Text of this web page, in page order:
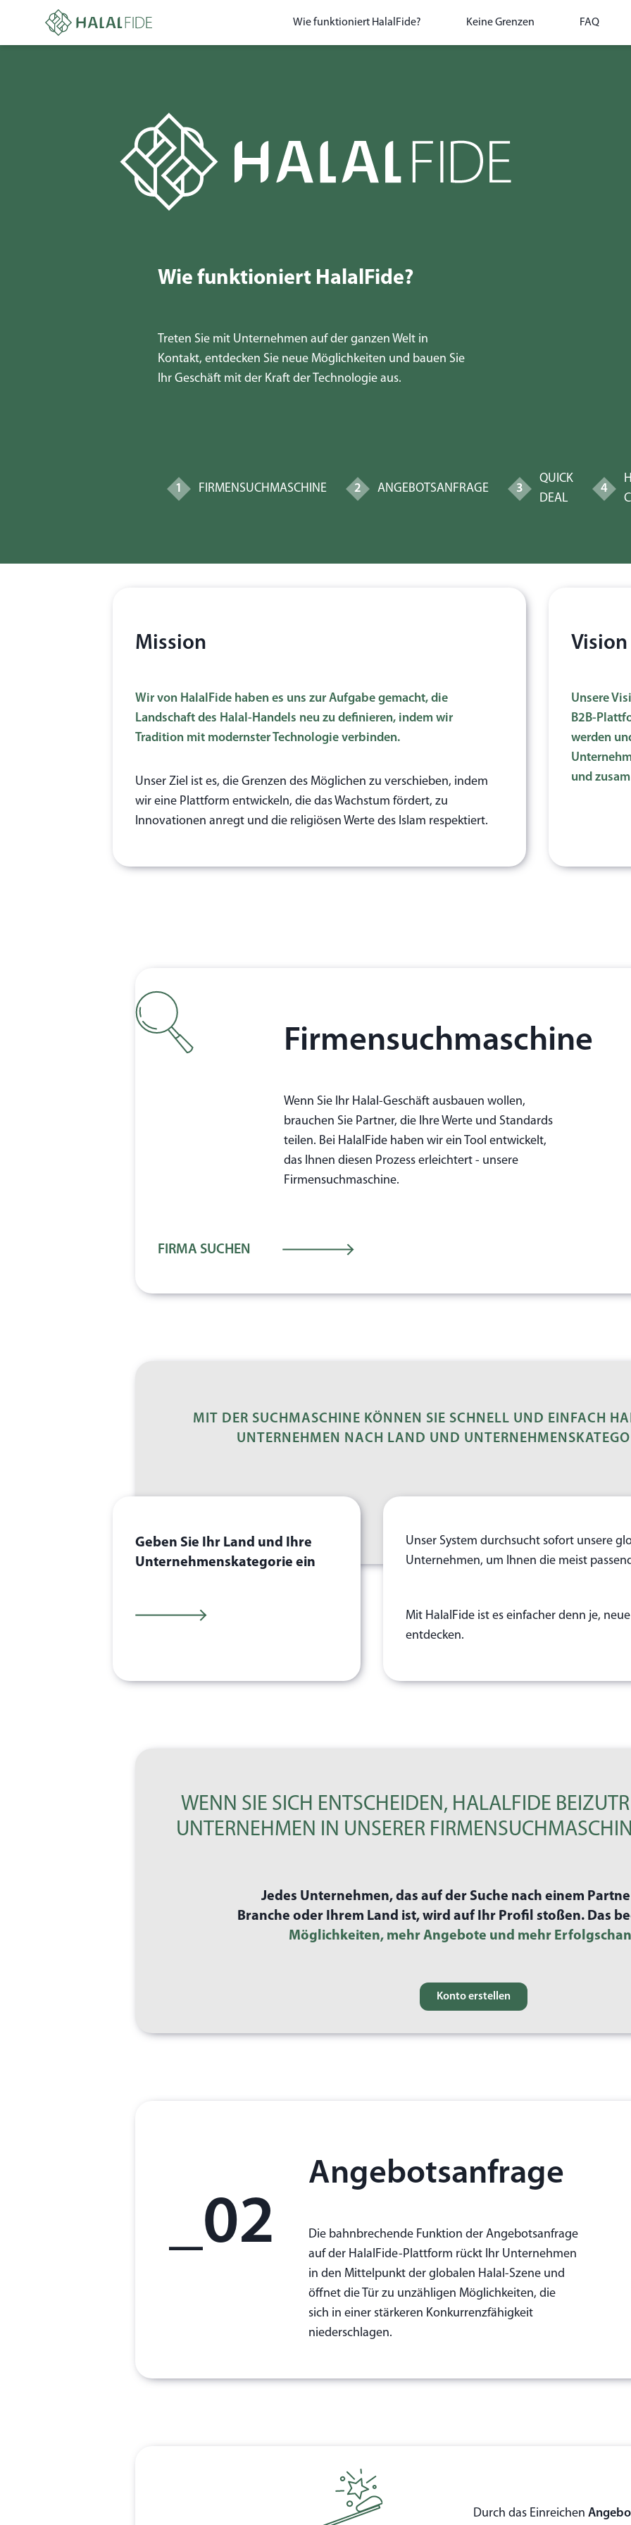
Wie funktioniert HalalFide? Keine Grenzen FAQ
Wie funktioniert HalalFide?
Treten Sie mit Unternehmen auf der ganzen Welt in
Kontakt, entdecken Sie neue Möglichkeiten und bauen Sie
Ihr Geschäft mit der Kraft der Technologie aus.
1 FIRMENSUCHMASCHINE 2 ANGEBOTSANFRAGE 3
QUICK
DEAL
4
Mission
Wir von HalalFide haben es uns zur Aufgabe gemacht, die
Landschaft des Halal-Handels neu zu definieren, indem wir
Tradition mit modernster Technologie verbinden.
Unser Ziel ist es, die Grenzen des Möglichen zu verschieben, indem
wir eine Plattform entwickeln, die das Wachstum fördert, zu
Innovationen anregt und die religiösen Werte des Islam respektiert.
Vision
Unsere
B2B-
werden
und
Firmensuchmaschine
Wenn Sie Ihr Halal-Geschäft ausbauen wollen,
brauchen Sie Partner, die Ihre Werte und Standards
teilen. Bei HalalFide haben wir ein Tool entwickelt,
das Ihnen diesen Prozess erleichtert - unsere
Firmensuchmaschine.
FIRMA SUCHEN
MIT DER SUCHMASCHINE KÖNNEN SIE SCHNELL UND EINFACH
UNTERNEHMEN NACH LAND UND
Geben Sie Ihr Land und Ihre
Unternehmenskategorie ein
Unser System durchsucht sofort unsere
Unternehmen, um Ihnen die meist
Mit HalalFide ist es einfacher denn je,
entdecken.
WENN SIE SICH ENTSCHEIDEN, HALALFIDE
UNTERNEHMEN IN UNSERER
Jedes Unternehmen, das auf der Suche nach einem
Branche oder Ihrem Land ist, wird auf Ihr Profil stoßen. Das
Möglichkeiten, mehr Angebote und mehr
Konto erstellen
_02
Angebotsanfrage
Die bahnbrechende Funktion der Angebotsanfrage
auf der HalalFide-Plattform rückt Ihr Unternehmen
in den Mittelpunkt der globalen Halal-Szene und
öffnet die Tür zu unzähligen Möglichkeiten, die
sich in einer stärkeren Konkurrenzfähigkeit
niederschlagen.
Durch das Einreichen